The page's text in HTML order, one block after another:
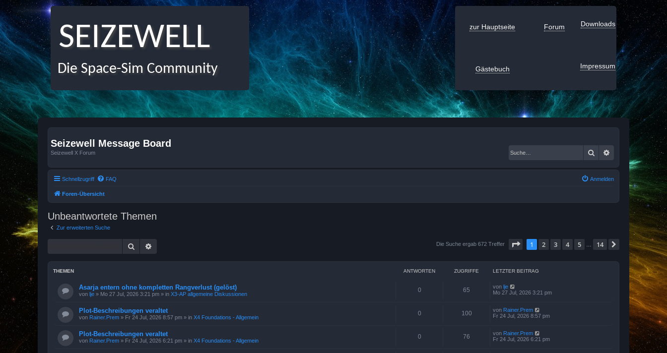
SEIZEWELL
Die Space-Sim Community
zur Hauptseite Forum Downloads
Gästebuch Impressum
Seizewell Message Board
Seizewell X Forum Suche Erweiterte Suche
Schnellzugriff FAQ Anmelden
Foren-Übersicht
Unbeantwortete Themen
Zur erweiterten Suche
Suche Die Suche ergab 672 Treffer Seite von14
1 2 3 4 5 14 Nächste
THEMEN ANTWORTEN ZUGRIFFE LETZTER BEITRAG
Asarja entern ohne kompletten Rangverlust (gelöst)
von lje » Mo 27 Jul, 2026 3:21 pm » in X3-AP allgemeine Diskussionen
0 65 von lje
Mo 27 Jul, 2026 3:21 pm
Plot-Beschreibungen veraltet
von Rainer.Prem » Fr 24 Jul, 2026 8:57 pm » in X4 Foundations - Allgemein
0 100 von Rainer.Prem
Fr 24 Jul, 2026 8:57 pm
Plot-Beschreibungen veraltet
von Rainer.Prem » Fr 24 Jul, 2026 6:21 pm » in X4 Foundations - Allgemein
0 76 von Rainer.Prem
Fr 24 Jul, 2026 6:21 pm